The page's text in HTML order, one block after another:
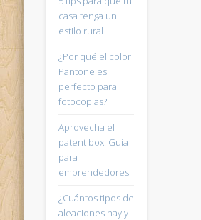
casa tenga un
estilo rural
¿Por qué el color
Pantone es
perfecto para
fotocopias?
Aprovecha el
patent box: Guía
para
emprendedores
¿Cuántos tipos de
aleaciones hay y